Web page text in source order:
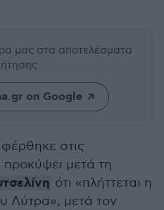
μας στα αποτελέσματα
on Google
στις
προκύψει μετά τη
ότι «πλήττεται η
Λύτρα», μετά τον